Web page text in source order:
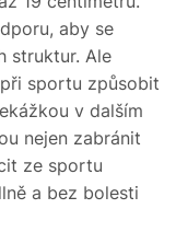
aby se
struktur. Ale
sportu způsobit
v dalším
nejen zabránit
ze sportu
a bez bolesti